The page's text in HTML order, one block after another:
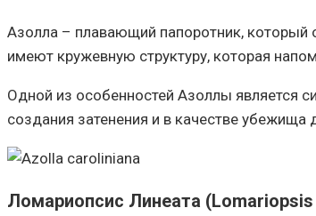
Азолла – плавающий папоротник, который
имеют кружевную структуру, которая
Одной из особенностей Азоллы является
создания затенения и в качестве
Ломариопсис Линеата